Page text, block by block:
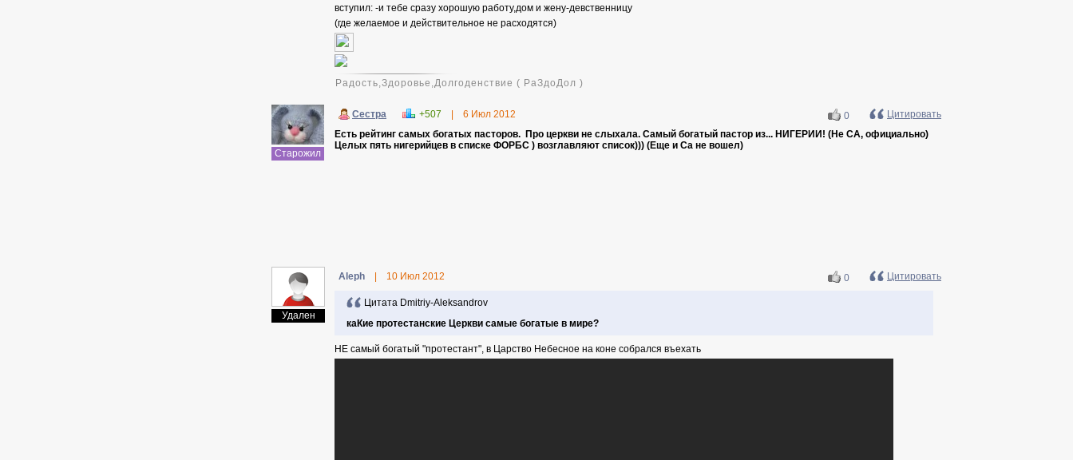
вступил: -и тебе сразу хорошую работу,дом и жену-девственницу
(где желаемое и действительное не расходятся)
Радость,Здоровье,Долгоденствие ( РаЗдоДол )
Старожил
Cестра +507 6 Июл 2012 0
Цитировать
Есть рейтинг самых богатых пасторов. Про церкви не слыхала. Самый богатый пастор из... НИГЕРИИ! (Не СА, официально)
Целых пять нигерийцев в списке ФОРБС ) возглавляют список))) (Еще и Са не вошел)
Удален
Aleph 10 Июл 2012 0 Цитировать
Цитата Dmitriy-Aleksandrov
каКие протестанские Церкви самые богатые в мире?
НЕ самый богатый "протестант", в Царство Небесное на коне собрался въехать